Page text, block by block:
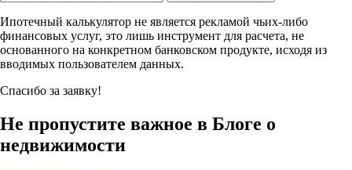
Ипотечный калькулятор не является рекламой чьих-либо
финансовых услуг, это лишь инструмент для расчета, не
основанного на конкретном банковском продукте, исходя из
вводимых пользователем данных.
Спасибо за заявку!
Не пропустите важное в Блоге о
недвижимости